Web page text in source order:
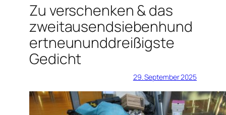
Zu verschenken & das
zweitausendsiebenhund
ertneununddreißigste
Gedicht
29. September 2025